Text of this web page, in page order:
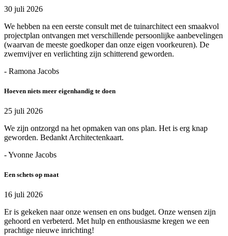
30 juli 2026
We hebben na een eerste consult met de tuinarchitect een smaakvol
projectplan ontvangen met verschillende persoonlijke aanbevelingen
(waarvan de meeste goedkoper dan onze eigen voorkeuren). De
zwemvijver en verlichting zijn schitterend geworden.
- Ramona Jacobs
Hoeven niets meer eigenhandig te doen
25 juli 2026
We zijn ontzorgd na het opmaken van ons plan. Het is erg knap
geworden. Bedankt Architectenkaart.
- Yvonne Jacobs
Een schets op maat
16 juli 2026
Er is gekeken naar onze wensen en ons budget. Onze wensen zijn
gehoord en verbeterd. Met hulp en enthousiasme kregen we een
prachtige nieuwe inrichting!